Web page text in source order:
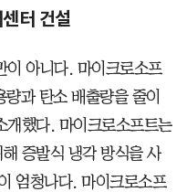
터 건설
이 아니다. 마이크로소프
과 탄소 배출량을 줄이
개했다. 마이크로소프트는
증발식 냉각 방식을 사
엄청나다. 마이크로소프